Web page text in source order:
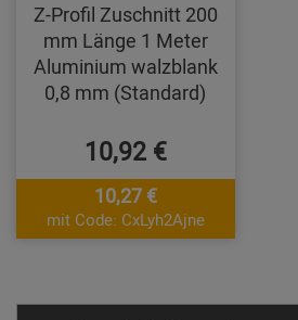
Z-Profil Zuschnitt 200
mm Länge 1 Meter
Aluminium walzblank
0,8 mm (Standard)
10,92 €
10,27 €
mit Code: CxLyh2Ajne